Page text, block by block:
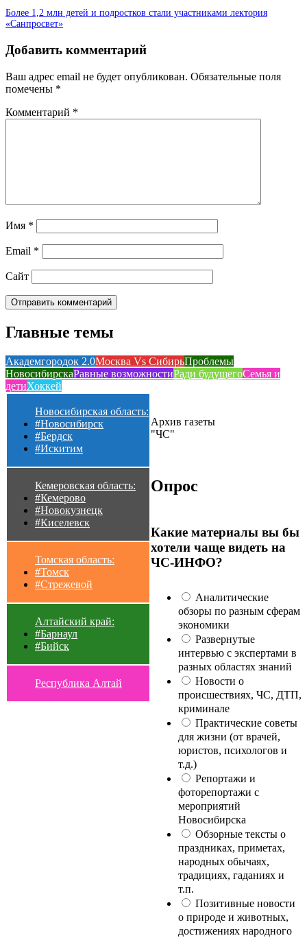
Более 1,2 млн детей и подростков стали участниками лектория
«Санпросвет»
Добавить комментарий
Ваш адрес email не будет опубликован. Обязательные поля
помечены *
Комментарий *
Имя *
Email *
Сайт
Главные темы
Академгородок 2.0Москва Vs СибирьПроблемы
НовосибирскаРавные возможностиРади будущегоСемья и
детиХоккей
Новосибирская область:
#Новосибирск
#Бердск
#Искитим
Кемеровская область:
#Кемерово
#Новокузнецк
#Киселевск
Томская область:
#Томск
#Стрежевой
Алтайский край:
#Барнаул
#Бийск
Республика Алтай
Архив газеты
"ЧС"
Опрос
Какие материалы вы бы
хотели чаще видеть на
ЧС-ИНФО?
Аналитические
обзоры по разным сферам
экономики
Развернутые
интервью с экспертами в
разных областях знаний
Новости о
происшествиях, ЧС, ДТП,
криминале
Практические советы
для жизни (от врачей,
юристов, психологов и
т.д.)
Репортажи и
фоторепортажи с
мероприятий
Новосибирска
Обзорные тексты о
праздниках, приметах,
народных обычаях,
традициях, гаданиях и
т.п.
Позитивные новости
о природе и животных,
достижениях народного